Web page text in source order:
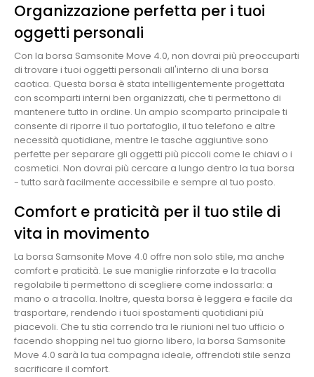
Organizzazione perfetta per i tuoi
oggetti personali
Con la borsa Samsonite Move 4.0, non dovrai più preoccuparti
di trovare i tuoi oggetti personali all'interno di una borsa
caotica. Questa borsa è stata intelligentemente progettata
con scomparti interni ben organizzati, che ti permettono di
mantenere tutto in ordine. Un ampio scomparto principale ti
consente di riporre il tuo portafoglio, il tuo telefono e altre
necessità quotidiane, mentre le tasche aggiuntive sono
perfette per separare gli oggetti più piccoli come le chiavi o i
cosmetici. Non dovrai più cercare a lungo dentro la tua borsa
- tutto sarà facilmente accessibile e sempre al tuo posto.
Comfort e praticità per il tuo stile di
vita in movimento
La borsa Samsonite Move 4.0 offre non solo stile, ma anche
comfort e praticità. Le sue maniglie rinforzate e la tracolla
regolabile ti permettono di scegliere come indossarla: a
mano o a tracolla. Inoltre, questa borsa è leggera e facile da
trasportare, rendendo i tuoi spostamenti quotidiani più
piacevoli. Che tu stia correndo tra le riunioni nel tuo ufficio o
facendo shopping nel tuo giorno libero, la borsa Samsonite
Move 4.0 sarà la tua compagna ideale, offrendoti stile senza
sacrificare il comfort.